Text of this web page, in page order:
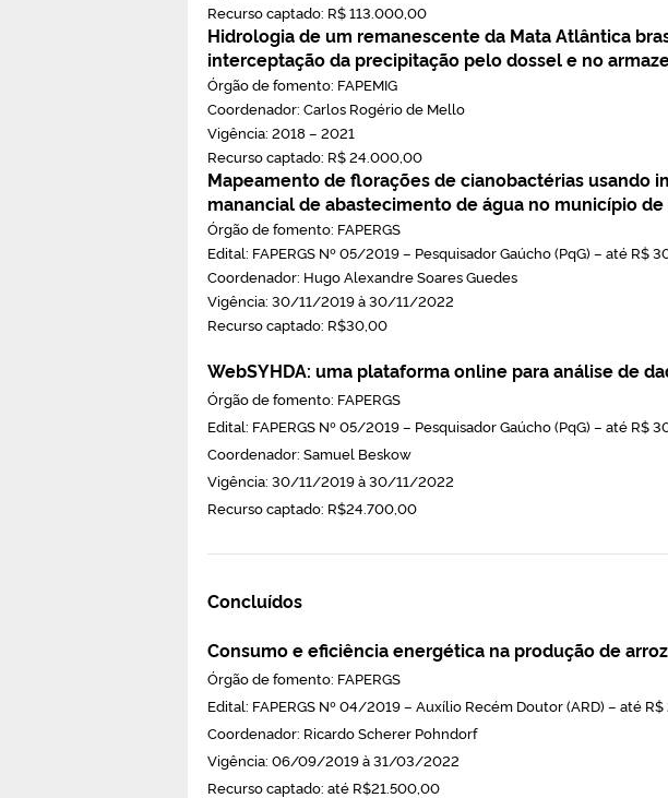
Recurso captado: R$ 113.000,00
Hidrologia de um remanescente da Mata Atlântica
interceptação da precipitação pelo dossel e no
Órgão de fomento: FAPEMIG
Coordenador: Carlos Rogério de Mello
Vigência: 2018 – 2021
Recurso captado: R$ 24.000,00
Mapeamento de florações de cianobactérias usando
manancial de abastecimento de água no município de
Órgão de fomento: FAPERGS
Edital: FAPERGS Nº 05/2019 – Pesquisador Gaúcho (PqG) – até R$
Coordenador: Hugo Alexandre Soares Guedes
Vigência: 30/11/2019 à 30/11/2022
Recurso captado: R$30,00
WebSYHDA: uma plataforma online para análise de
Órgão de fomento: FAPERGS
Edital: FAPERGS Nº 05/2019 – Pesquisador Gaúcho (PqG) – até R$
Coordenador: Samuel Beskow
Vigência: 30/11/2019 à 30/11/2022
Recurso captado: R$24.700,00
Concluídos
Consumo e eficiência energética na produção de
Órgão de fomento: FAPERGS
Edital: FAPERGS Nº 04/2019 – Auxílio Recém Doutor (ARD) – até
Coordenador: Ricardo Scherer Pohndorf
Vigência: 06/09/2019 à 31/03/2022
Recurso captado: até R$21.500,00